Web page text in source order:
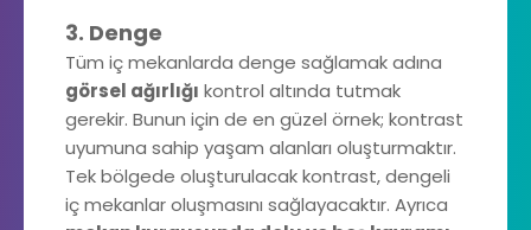
3. Denge
Tüm iç mekanlarda denge sağlamak adına
görsel ağırlığı kontrol altında tutmak
gerekir. Bunun için de en güzel örnek; kontrast
uyumuna sahip yaşam alanları oluşturmaktır.
Tek bölgede oluşturulacak kontrast, dengeli
iç mekanlar oluşmasını sağlayacaktır. Ayrıca